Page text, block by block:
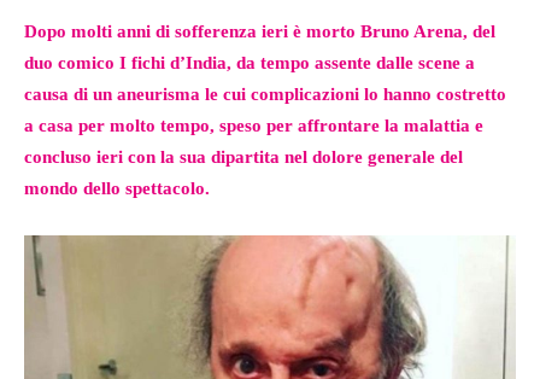
Dopo molti anni di sofferenza ieri è morto Bruno Arena, del
duo comico I fichi d’India, da tempo assente dalle scene a
causa di un aneurisma le cui complicazioni lo hanno costretto
a casa per molto tempo, speso per affrontare la malattia e
concluso ieri con la sua dipartita nel dolore generale del
mondo dello spettacolo.